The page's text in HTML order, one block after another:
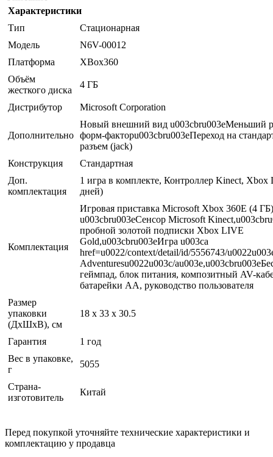
Характеристики
Тип
Стационарная
Модель
N6V-00012
Платформа
XBox360
Объём
жесткого диска
4 ГБ
Дистрибутор Microsoft Corporation
Дополнительно
Новый внешний вид u003cbru003eМеньший
форм-факторu003cbru003eПереход на
разъем (jack)
Конструкция
Стандартная
Доп.
комплектация
1 игра в комплекте, Контроллер Kinect, Xbox
дней)
Комплектация
Игровая приставка Microsoft Xbox 360E (4
u003cbru003eСенсор Microsoft
пробной золотой подписки Xbox LIVE
Gold,u003cbru003eИгра u003ca
href=u0022/context/detail/id/5556743/
Adventuresu0022u003c/
геймпад, блок питания, композитный AV-
батарейки АА, руководство пользователя
Размер
упаковки
(ДхШхВ), см
18 x 33 x 30.5
Гарантия
1 год
Вес в упаковке,
г
5055
Страна-
изготовитель
Китай
Перед покупкой уточняйте технические характеристики и
комплектацию у продавца